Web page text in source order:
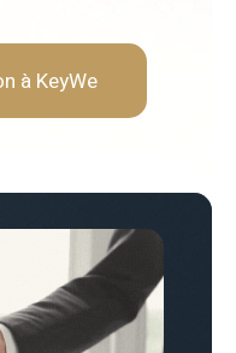
à KeyWe